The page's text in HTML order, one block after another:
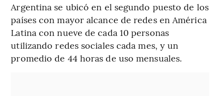
Argentina se ubicó en el segundo puesto de los
países con mayor alcance de redes en América
Latina con nueve de cada 10 personas
utilizando redes sociales cada mes, y un
promedio de 44 horas de uso mensuales.